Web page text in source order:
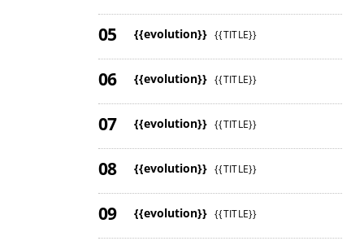
{{evolution}} {{TITLE}}
{{evolution}} {{TITLE}}
{{evolution}} {{TITLE}}
{{evolution}} {{TITLE}}
{{evolution}} {{TITLE}}